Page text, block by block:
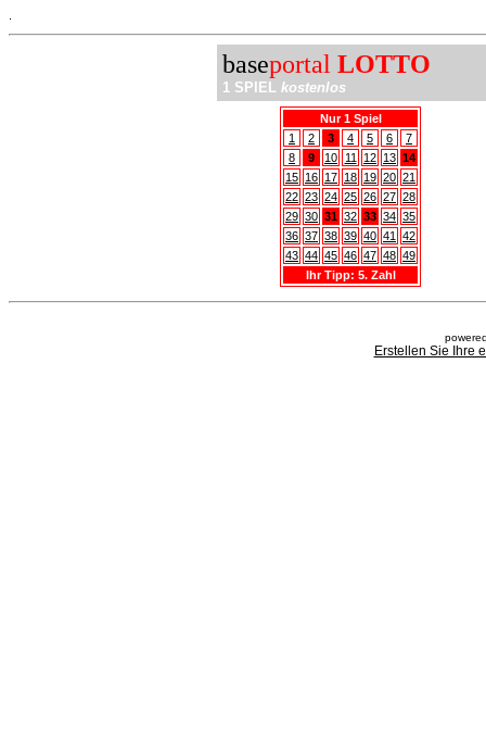
baseportal LOTTO
1 SPIEL kostenlos
Nur 1 Spiel
1
2 3 4 5 6
7
8
9 10 11 12 13 14
15 16 17 18 19 20 21
22 23 24 25 26 27 28
29 30 31 32 33 34 35
36 37 38 39 40 41
42
43 44 45 46 47 48 49
Ihr Tipp: 5. Zahl
Erstellen Sie Ihre